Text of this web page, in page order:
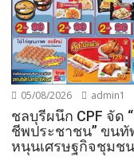
05/08/2026 admin1
ชลบุรีผนึก CPF จัด
ชีพประชาชน” ขนทั
หนุนเศรษฐกิจชุมช